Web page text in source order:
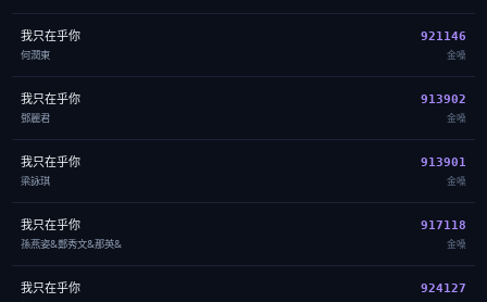
我只在乎你
何潤東
921146
金嗓
我只在乎你
鄧麗君
913902
金嗓
我只在乎你
梁詠琪
913901
金嗓
我只在乎你
孫燕姿&鄭秀文&那英&
917118
金嗓
我只在乎你 924127